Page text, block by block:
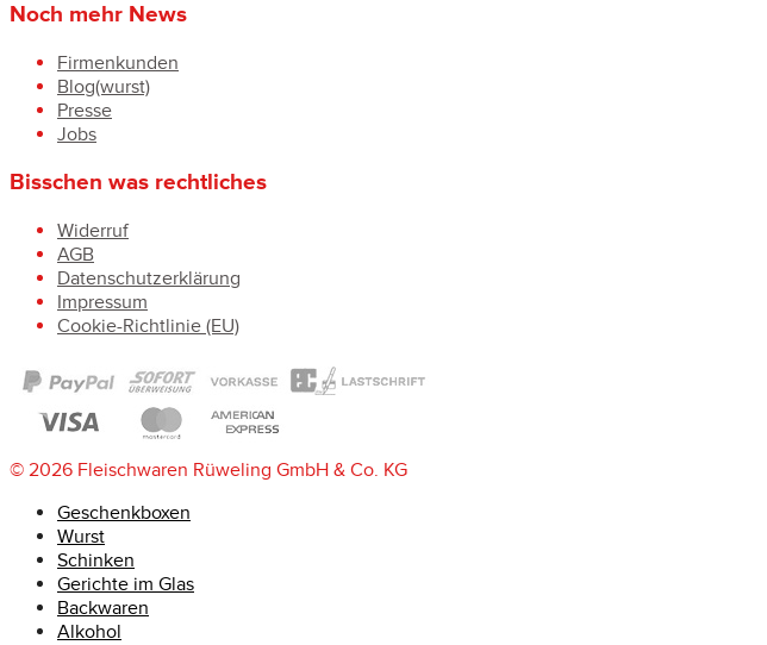
Noch mehr News
Firmenkunden
Blog(wurst)
Presse
Jobs
Bisschen was rechtliches
Widerruf
AGB
Datenschutzerklärung
Impressum
Cookie-Richtlinie (EU)
© 2026 Fleischwaren Rüweling GmbH & Co. KG
Geschenkboxen
Wurst
Schinken
Gerichte im Glas
Backwaren
Alkohol